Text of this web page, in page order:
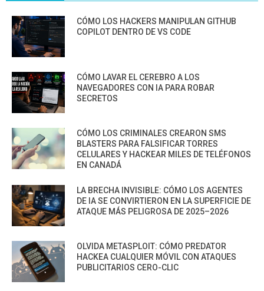
CÓMO LOS HACKERS MANIPULAN GITHUB
COPILOT DENTRO DE VS CODE
CÓMO LAVAR EL CEREBRO A LOS
NAVEGADORES CON IA PARA ROBAR
SECRETOS
CÓMO LOS CRIMINALES CREARON SMS
BLASTERS PARA FALSIFICAR TORRES
CELULARES Y HACKEAR MILES DE TELÉFONOS
EN CANADÁ
LA BRECHA INVISIBLE: CÓMO LOS AGENTES
DE IA SE CONVIRTIERON EN LA SUPERFICIE DE
ATAQUE MÁS PELIGROSA DE 2025–2026
OLVIDA METASPLOIT: CÓMO PREDATOR
HACKEA CUALQUIER MÓVIL CON ATAQUES
PUBLICITARIOS CERO-CLIC